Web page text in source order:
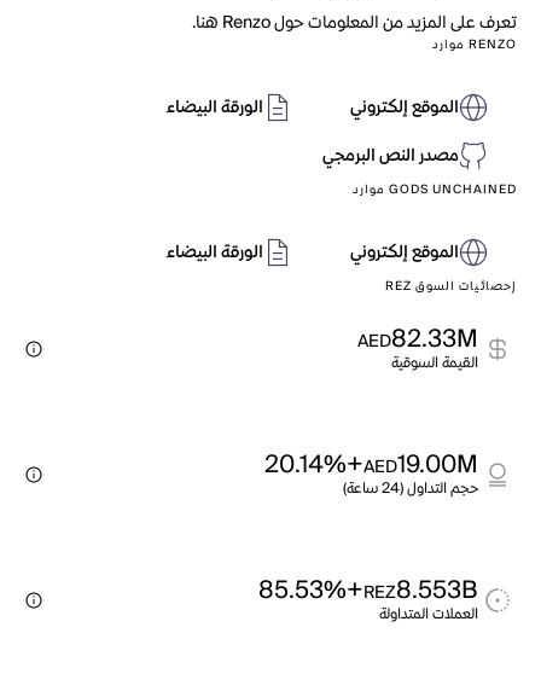
تعرف على المزيد من المعلومات حول Renzo هنا.
RENZO موارد
الموقع إلكتروني
الورقة البيضاء
مصدر النص البرمجي
GODS UNCHAINED موارد
الموقع إلكتروني الورقة البيضاء
إحصائيات السوق REZ
82.33M
AED
القيمة السوقية
19.00M
AED
+20.14%
حجم التداول (24 ساعة)
8.553B
REZ
+85.53%
العملات المتداولة